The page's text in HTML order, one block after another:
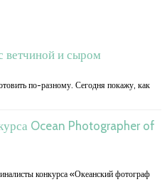
ветчиной и сыром
по-разному. Сегодня покажу, как
Ocean Photographer of
конкурса «Океанский фотограф